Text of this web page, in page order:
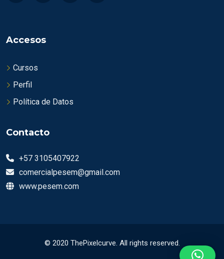
Accesos
Cursos
Perfil
Política de Datos
Contacto
+57 3105407922
comercialpesem@gmail.com
www.pesem.com
© 2020 ThePixelcurve. All rights reserved.